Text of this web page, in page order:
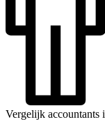
Vergelijk accountants